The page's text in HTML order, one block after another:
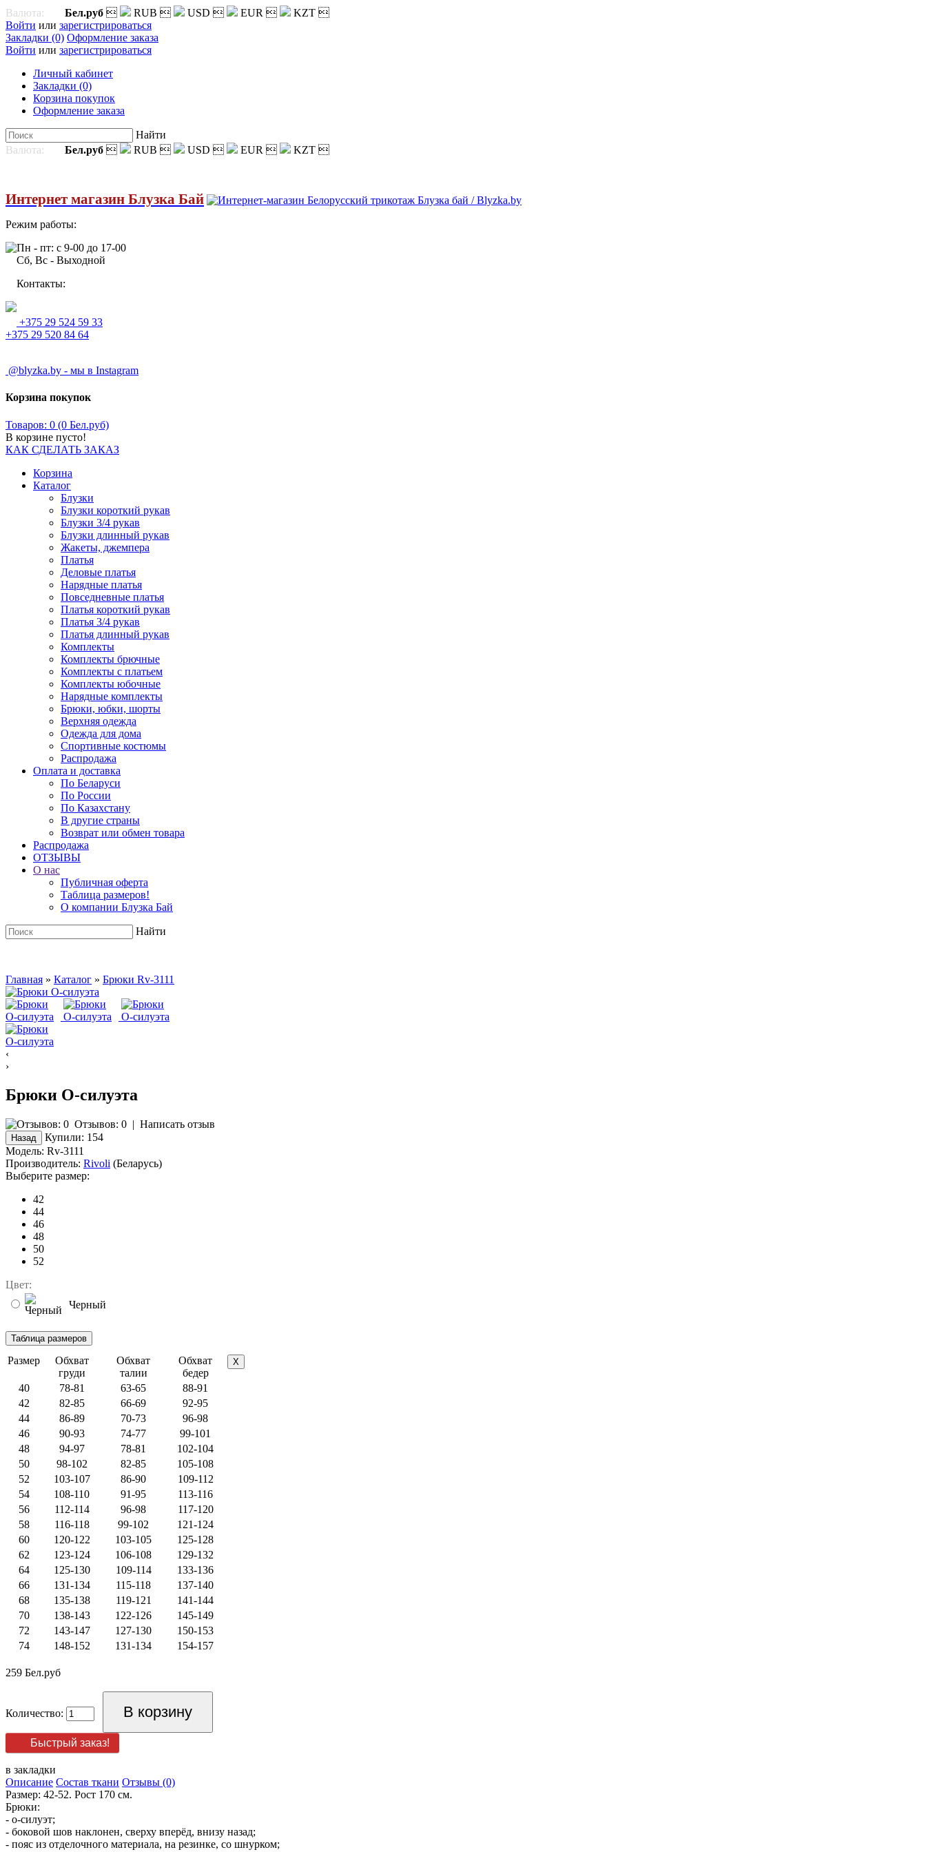
Валюта: Бел.руб  RUB  USD  EUR  KZT 
Войти или зарегистрироваться
Закладки (0) Оформление заказа
Войти или зарегистрироваться
Личный кабинет
Закладки (0)
Корзина покупок
Оформление заказа
Найти
Валюта:
Бел.руб  RUB  USD  EUR  KZT 
Интернет магазин Блузка Бай
Режим работы:
Пн - пт: с 9-00 до 17-00
Сб, Вс - Выходной
Контакты:
+375 29 524 59 33
+375 29 520 84 64
@blyzka.by - мы в Instagram
Корзина покупок
Товаров: 0 (0 Бел.руб)
В корзине пусто!
КАК СДЕЛАТЬ ЗАКАЗ
Корзина
Каталог
Блузки
Блузки короткий рукав
Блузки 3/4 рукав
Блузки длинный рукав
Жакеты, джемпера
Платья
Деловые платья
Нарядные платья
Повседневные платья
Платья короткий рукав
Платья 3/4 рукав
Платья длинный рукав
Комплекты
Комплекты брючные
Комплекты с платьем
Комплекты юбочные
Нарядные комплекты
Брюки, юбки, шорты
Верхняя одежда
Одежда для дома
Спортивные костюмы
Распродажа
Оплата и доставка
По Беларуси
По России
По Казахстану
В другие страны
Возврат или обмен товара
Распродажа
ОТЗЫВЫ
О нас
Публичная оферта
Таблица размеров!
О компании Блузка Бай
Найти
Главная » Каталог » Брюки Rv-3111
‹
›
Брюки О-силуэта
Отзывов: 0 | Написать отзыв
Купили: 154
Модель: Rv-3111
Производитель: Rivoli (Беларусь)
Выберите размер:
42
44
46
48
50
52
Цвет:
Черный
Размер
Обхват
груди
Обхват
талии
Обхват
бедер
X
40 78-81 63-65
88-91
42
82-85 66-69
92-95
44
86-89 70-73
96-98
46
90-93 74-77
99-101
48
94-97 78-81
102-104
50
98-102 82-85
105-108
52
103-107 86-90
109-112
54
108-110 91-95
113-116
56
112-114 96-98
117-120
58
116-118 99-102
121-124
60
120-122 103-105
125-128
62
123-124 106-108
129-132
64
125-130 109-114
133-136
66
131-134 115-118
137-140
68
135-138 119-121
141-144
70
138-143 122-126
145-149
72
143-147 127-130
150-153
74
148-152 131-134 154-157
259 Бел.руб
Количество:
Быстрый заказ!
в закладки
Описание Состав ткани Отзывы (0)
Размер: 42-52. Рост 170 см.
Брюки:
- о-силуэт;
- боковой шов наклонен, сверху вперёд, внизу назад;
- пояс из отделочного материала, на резинке, со шнурком;